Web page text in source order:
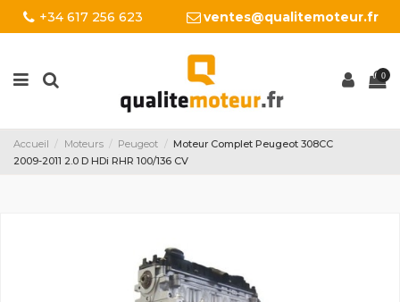
+34 617 256 623 ventes@qualitemoteur.fr
0
Accueil Moteurs Peugeot
Moteur Complet Peugeot 308CC
2009-2011 2.0 D HDi RHR 100/136 CV